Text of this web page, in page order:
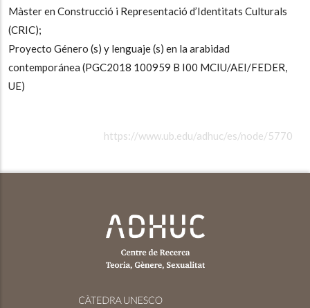
Màster en Construcció i Representació d’Identitats Culturals
(CRIC);
Proyecto Género (s) y lenguaje (s) en la arabidad
contemporánea (PGC2018 100959 B I00 MCIU/AEI/FEDER,
UE)
https://www.ub.edu/adhuc/es/node/5770